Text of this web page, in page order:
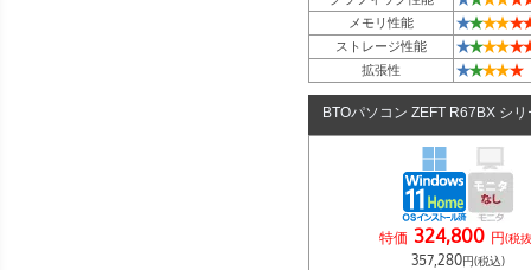
メモリ性能 ★★★★★
ストレージ性能 ★★★★★
拡張性 ★★★★★
BTOパソコン ZEFT R67BX シリ
特価 324,800 円(税
357,280円(税込)